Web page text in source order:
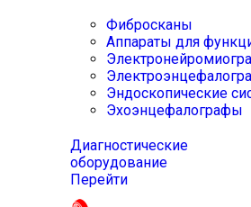
Фибросканы
Аппараты для
Эндоскопические
Эхоэнцефалографы
Диагностические
оборудование
Перейти